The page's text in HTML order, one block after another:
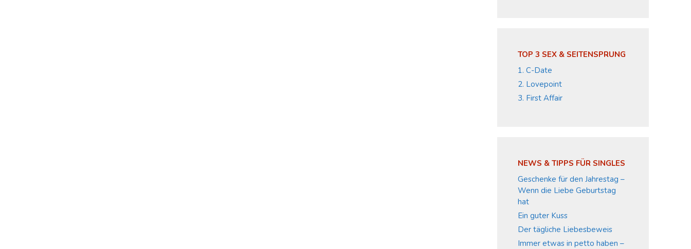
TOP 3 SEX & SEITENSPRUNG
1. C-Date
2. Lovepoint
3. First Affair
NEWS & TIPPS FÜR SINGLES
Geschenke für den Jahrestag –
Wenn die Liebe Geburtstag
hat
Ein guter Kuss
Der tägliche Liebesbeweis
Immer etwas in petto haben –